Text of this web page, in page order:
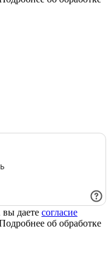
даете согласие
об обработке